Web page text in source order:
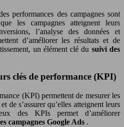
performances des campagnes sont
les campagnes atteignent leurs
l’analyse des données et
d’améliorer les résultats et de
un élément clé du suivi des
clés de performance (KPI)
(KPI) permettent de mesurer les
de s’assurer qu’elles atteignent leurs
des KPIs permet d’améliorer
campagnes Google Ads .